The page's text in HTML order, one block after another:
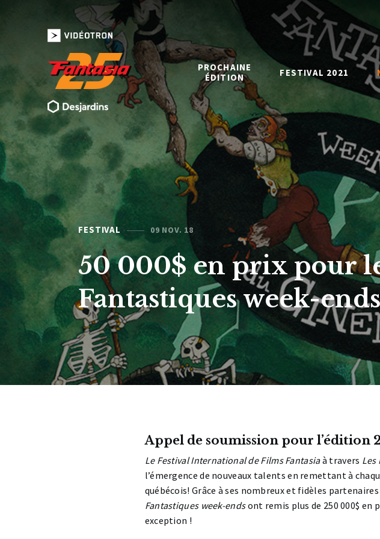
PROCHAINE
ÉDITION
FESTIVAL 2021
FESTIVAL 09 NOV. 18
50 000$ en prix pour
Fantastiques week-ends
Appel de soumission pour l’édition
Le Festival International de Films Fantasiaà travers Les
l’émergence de nouveaux talents en remettant à
québécois! Grâce à ses nombreux et fidèles
Fantastiques week-endsont remis plus de 250 000$ en
exception !